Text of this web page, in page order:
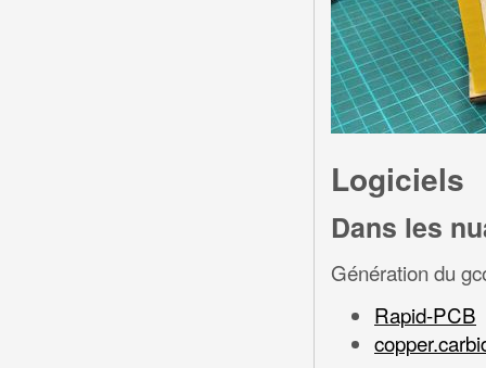
Logiciels
Dans les
Génération du
Rapid-PCB